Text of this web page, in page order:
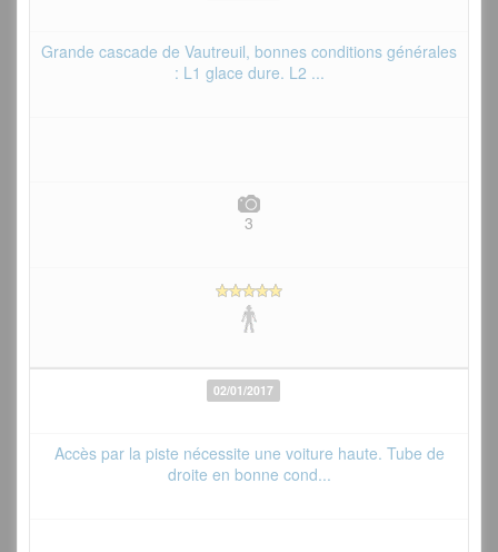
Grande cascade de Vautreuil, bonnes conditions générales
: L1 glace dure. L2 ...
3
02/01/2017
Accès par la piste nécessite une voiture haute. Tube de
droite en bonne cond...